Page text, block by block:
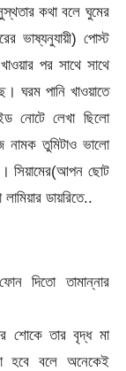
কথা বলে ঘুমের
ভাষ্যনুযায়ী) পোস্ট
পর সাথে সাথে
ঘরম পানি খাওয়াতে
নোটে লেখা ছিলো
নামক তুমিটাও ভালো
সিয়ামের(আপন ছোট
ডায়রিতে..
দিতো তামান্নার
শোকে তার বৃদ্ধ মা
হবে বলে অনেকেই